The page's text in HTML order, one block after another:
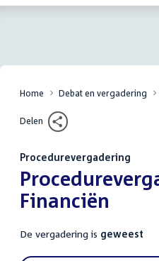
Home Debat en vergadering
Delen
Procedurevergadering
:
Financiën
De vergadering is geweest